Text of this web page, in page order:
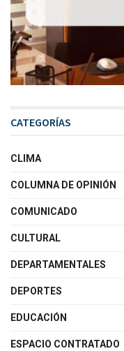
CATEGORÍAS
CLIMA
COLUMNA DE OPINIÓN
COMUNICADO
CULTURAL
DEPARTAMENTALES
DEPORTES
EDUCACIÓN
ESPACIO CONTRATADO